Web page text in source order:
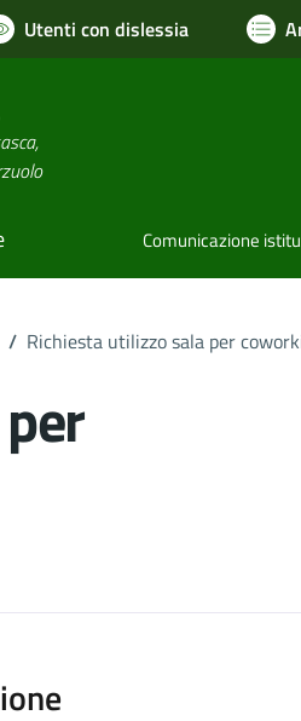
Utenti con dislessia
Comunicazione
/ Richiesta utilizzo sala per